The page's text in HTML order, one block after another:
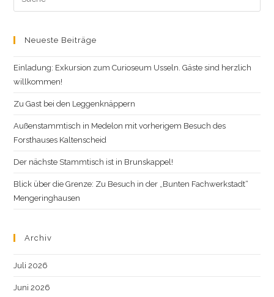
this
Neueste Beiträge
Einladung: Exkursion zum Curioseum Usseln. Gäste sind herzlich
willkommen!
Zu Gast bei den Leggenknäppern
Außenstammtisch in Medelon mit vorherigem Besuch des
Forsthauses Kaltenscheid
Der nächste Stammtisch ist in Brunskappel!
Blick über die Grenze: Zu Besuch in der „Bunten Fachwerkstadt“
Mengeringhausen
Archiv
Juli 2026
Juni 2026